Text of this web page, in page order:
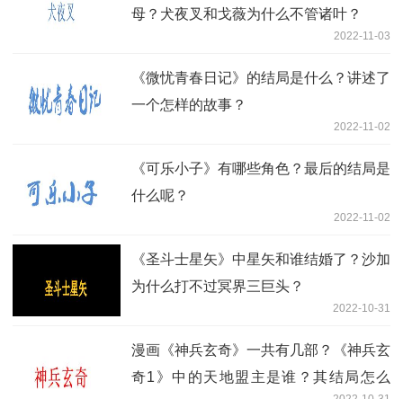
母？犬夜叉和戈薇为什么不管诸叶？
2022-11-03
《微忧青春日记》的结局是什么？讲述了
一个怎样的故事？
2022-11-02
《可乐小子》有哪些角色？最后的结局是
什么呢？
2022-11-02
《圣斗士星矢》中星矢和谁结婚了？沙加
为什么打不过冥界三巨头？
2022-10-31
漫画《神兵玄奇》一共有几部？《神兵玄
奇1》中的天地盟主是谁？其结局怎么